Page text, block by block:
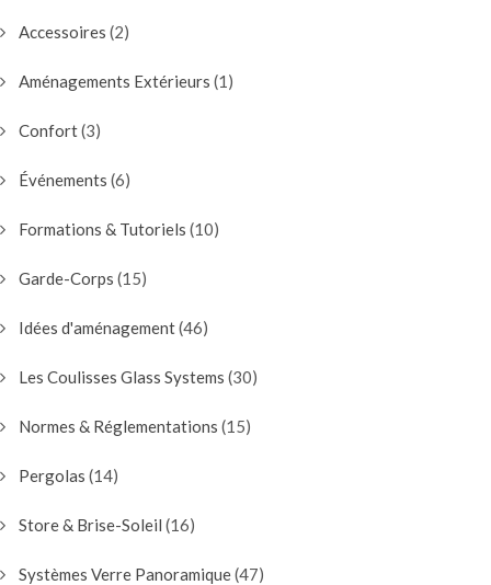
Accessoires (2)
Aménagements Extérieurs (1)
Confort(3)
Événements (6)
Formations & Tutoriels (10)
Garde-Corps (15)
Idées d'aménagement(46)
Les Coulisses Glass Systems (30)
Normes & Réglementations (15)
Pergolas (14)
Store & Brise-Soleil (16)
Systèmes Verre Panoramique(47)